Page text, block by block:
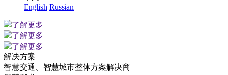
English Russian
了解更多
了解更多
了解更多
解决方案
智慧交通、智慧城市整体方案解决商